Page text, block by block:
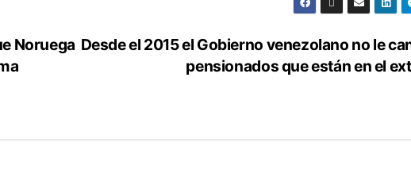
Desde el 2015 el Gobierno venezolano no le
pensionados que están en el
Noruega